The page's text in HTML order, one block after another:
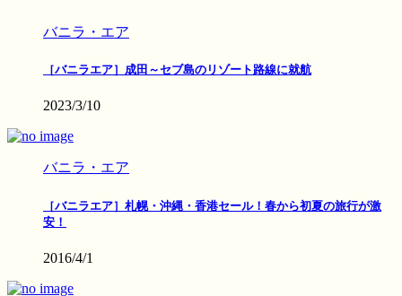
バニラ・エア
［バニラエア］成田～セブ島のリゾート路線に就航
2023/3/10
バニラ・エア
［バニラエア］札幌・沖縄・香港セール！春から初夏の旅行が激
安！
2016/4/1